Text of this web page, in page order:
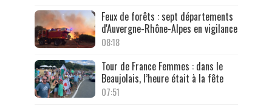
Feux de forêts : sept départements
d'Auvergne-Rhône-Alpes en vigilance
08:18
Tour de France Femmes : dans le
Beaujolais, l’heure était à la fête
07:51